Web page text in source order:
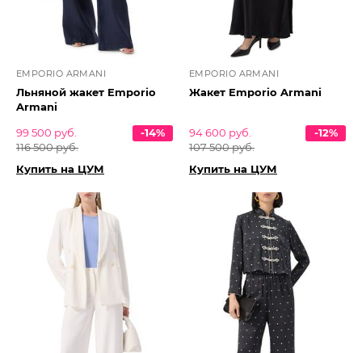
EMPORIO ARMANI
Льняной жакет Emporio
Armani
99 500 руб.
116 500 руб.
-14%
Купить на ЦУМ
EMPORIO ARMANI
Жакет Emporio Armani
94 600 руб.
107 500 руб.
-12%
Купить на ЦУМ